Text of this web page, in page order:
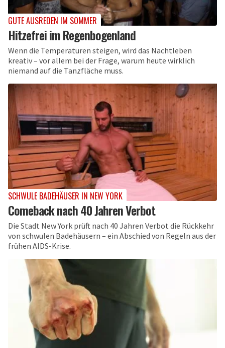
GUTE AUSREDEN IM SOMMER
Hitzefrei im Regenbogenland
Wenn die Temperaturen steigen, wird das Nachtleben
kreativ – vor allem bei der Frage, warum heute wirklich
niemand auf die Tanzfläche muss.
SCHWULE BADEHÄUSER IN NEW YORK
Comeback nach 40 Jahren Verbot
Die Stadt New York prüft nach 40 Jahren Verbot die Rückkehr
von schwulen Badehäusern – ein Abschied von Regeln aus der
frühen AIDS-Krise.